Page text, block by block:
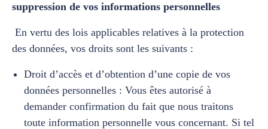
suppression de vos informations personnelles
En vertu des lois applicables relatives à la protection
des données, vos droits sont les suivants :
Droit d’accès et d’obtention d’une copie de vos
données personnelles : Vous êtes autorisé à
demander confirmation du fait que nous traitons
toute information personnelle vous concernant. Si tel